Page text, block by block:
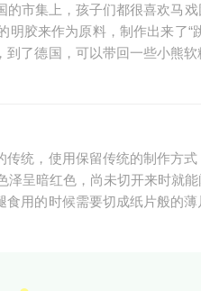
市集上，孩子们都很喜欢马
胶来作为原料，制作出来了“
了德国，可以带回一些小熊
统，使用保留传统的制作方
呈暗红色，尚未切开来时就
用的时候需要切成纸片般的薄